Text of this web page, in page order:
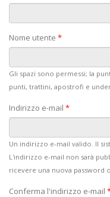
Nome utente *
Gli spazi sono permessi; la
punti, trattini, apostrofi e
Indirizzo e-mail *
Un indirizzo e-mail valido. Il
L'indirizzo e-mail non sarà
ricevere una nuova password
Conferma l'indirizzo e-mail